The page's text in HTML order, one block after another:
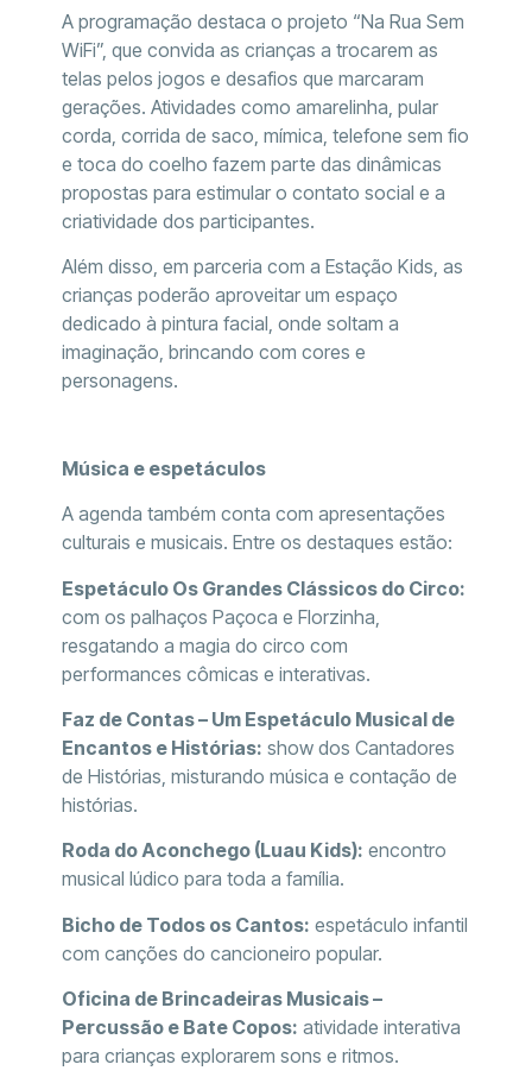
A programação destaca o projeto “Na Rua Sem
WiFi”, que convida as crianças a trocarem as
telas pelos jogos e desafios que marcaram
gerações. Atividades como amarelinha, pular
corda, corrida de saco, mímica, telefone sem fio
e toca do coelho fazem parte das dinâmicas
propostas para estimular o contato social e a
criatividade dos participantes.
Além disso, em parceria com a Estação Kids, as
crianças poderão aproveitar um espaço
dedicado à pintura facial, onde soltam a
imaginação, brincando com cores e
personagens.
Música e espetáculos
A agenda também conta com apresentações
culturais e musicais. Entre os destaques estão:
Espetáculo Os Grandes Clássicos do Circo:
com os palhaços Paçoca e Florzinha,
resgatando a magia do circo com
performances cômicas e interativas.
Faz de Contas – Um Espetáculo Musical de
Encantos e Histórias: show dos Cantadores
de Histórias, misturando música e contação de
histórias.
Roda do Aconchego (Luau Kids): encontro
musical lúdico para toda a família.
Bicho de Todos os Cantos: espetáculo infantil
com canções do cancioneiro popular.
Oficina de Brincadeiras Musicais –
Percussão e Bate Copos: atividade interativa
para crianças explorarem sons e ritmos.